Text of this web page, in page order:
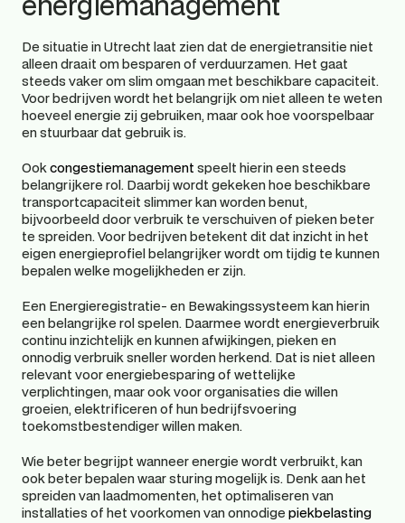
De situatie in Utrecht laat zien dat de energietransitie niet
alleen draait om besparen of verduurzamen. Het gaat
steeds vaker om slim omgaan met beschikbare capaciteit.
Voor bedrijven wordt het belangrijk om niet alleen te weten
hoeveel energie zij gebruiken, maar ook hoe voorspelbaar
en stuurbaar dat gebruik is.
Ook congestiemanagement speelt hierin een steeds
belangrijkere rol. Daarbij wordt gekeken hoe beschikbare
transportcapaciteit slimmer kan worden benut,
bijvoorbeeld door verbruik te verschuiven of pieken beter
te spreiden. Voor bedrijven betekent dit dat inzicht in het
eigen energieprofiel belangrijker wordt om tijdig te kunnen
bepalen welke mogelijkheden er zijn.
Een Energieregistratie- en Bewakingssysteem kan hierin
een belangrijke rol spelen. Daarmee wordt energieverbruik
continu inzichtelijk en kunnen afwijkingen, pieken en
onnodig verbruik sneller worden herkend. Dat is niet alleen
relevant voor energiebesparing of wettelijke
verplichtingen, maar ook voor organisaties die willen
groeien, elektrificeren of hun bedrijfsvoering
toekomstbestendiger willen maken.
Wie beter begrijpt wanneer energie wordt verbruikt, kan
ook beter bepalen waar sturing mogelijk is. Denk aan het
spreiden van laadmomenten, het optimaliseren van
installaties of het voorkomen van onnodige piekbelasting